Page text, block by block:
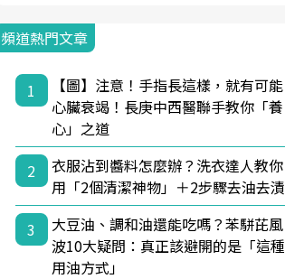
頻道熱門文章
1
【圖】注意！手指長這樣，就有可能
心臟衰竭！長庚中西醫聯手教你「養
心」之道
2
衣服沾到醬料怎麼辦？洗衣達人教你
用「2個清潔神物」＋2步驟去油去漬
3
大豆油、調和油還能吃嗎？苯駢芘風
波10大疑問：真正該避開的是「這種
用油方式」